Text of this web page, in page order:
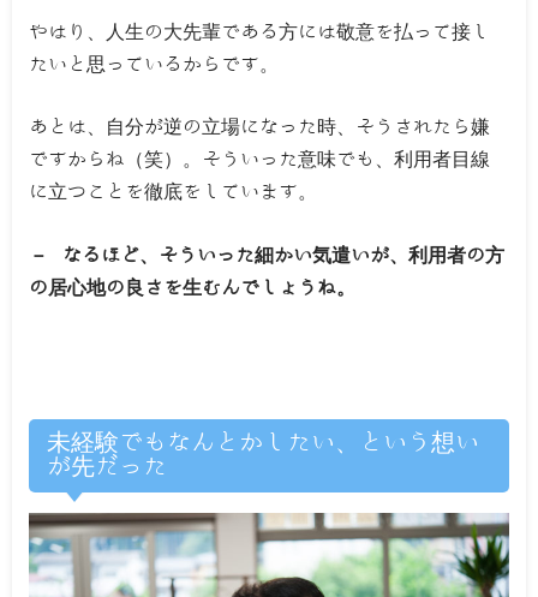
やはり、人生の大先輩である方には敬意を払って接し
たいと思っているからです。
あとは、自分が逆の立場になった時、そうされたら嫌
ですからね（笑）。そういった意味でも、利用者目線
に立つことを徹底をしています。
－ なるほど、そういった細かい気遣いが、利用者の方
の居心地の良さを生むんでしょうね。
未経験でもなんとかしたい、という想い
が先だった